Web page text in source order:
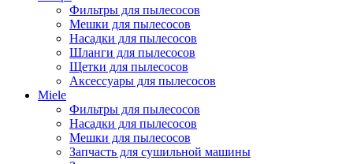
Фильтры для пылесосов
Мешки для пылесосов
Насадки для пылесосов
Шланги для пылесосов
Щетки для пылесосов
Аксессуары для пылесосов
Miele
Фильтры для пылесосов
Насадки для пылесосов
Мешки для пылесосов
Запчасть для сушильной машины